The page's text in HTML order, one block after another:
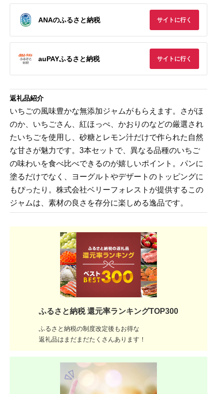
ANAのふるさと納税 サイトに行く
auPAYふるさと納税 サイトに行く
返礼品紹介
いちごの風味豊かな無添加ジャムがもらえます。さがほ
のか、いちごさん、紅ほっぺ、かおりのなどの厳選され
たいちごを使用し、砂糖とレモン汁だけで作られた自然
な甘さが魅力です。3本セットで、異なる品種のいちご
の味わいを食べ比べできるのが嬉しいポイント。パンに
塗るだけでなく、ヨーグルトやデザートのトッピングに
もぴったり。株式会社ベリーフォレストが提供するこの
ジャムは、素材の良さを存分に楽しめる逸品です。
ふるさと納税 還元率ランキングTOP300
ふるさと納税の制度改定後もお得な
返礼品はまだまだたくさんあります！